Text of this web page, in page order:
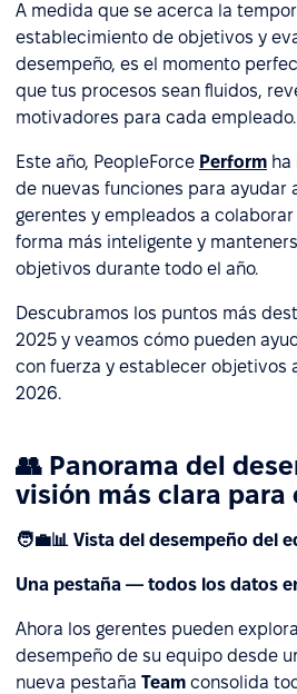
A medida que se acerca la
establecimiento de objetivos y
desempeño, es el momento
que tus procesos sean fluidos,
motivadores para cada empleado.
Este año, PeopleForce Perform
de nuevas funciones para ayudar
gerentes y empleados a
forma más inteligente y
objetivos durante todo el año.
Descubramos los puntos más
2025 y veamos cómo pueden
con fuerza y establecer objetivos
2026.
👥 Panorama del
visión más clara para
🧑‍💼📊 Vista del desempeño del
Una pestaña — todos los datos
Ahora los gerentes pueden
desempeño de su equipo desde
nueva pestaña Team consolida